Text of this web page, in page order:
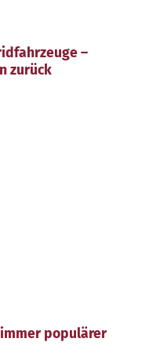
–
zurück
populärer